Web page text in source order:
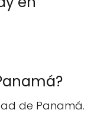
de Panamá.